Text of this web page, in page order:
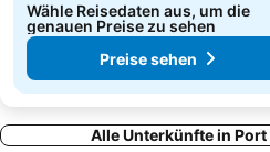
Wähle Reisedaten aus, um die
genauen Preise zu sehen
Preise sehen
Alle Unterkünfte in